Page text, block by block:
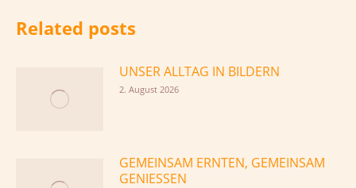
Related posts
UNSER ALLTAG IN BILDERN
2. August 2026
GEMEINSAM ERNTEN, GEMEINSAM
GENIESSEN